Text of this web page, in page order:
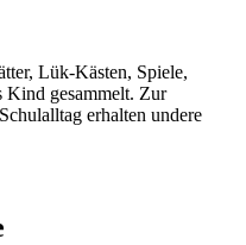
Lük-Kästen, Spiele,
Kind gesammelt. Zur
erhalten undere